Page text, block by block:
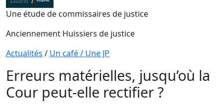
Une étude de commissaires de justice
Anciennement Huissiers de justice
Actualités / Un café / Une JP
Erreurs matérielles, jusqu’où la
Cour peut-elle rectifier ?